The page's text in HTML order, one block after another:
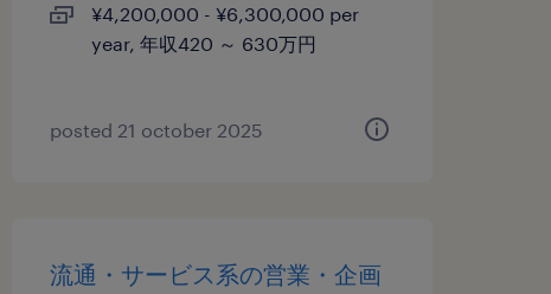
¥4,200,000 - ¥6,300,000 per
year, 年収420 ～ 630万円
posted 21 october 2025
流通・サービス系の営業・企画